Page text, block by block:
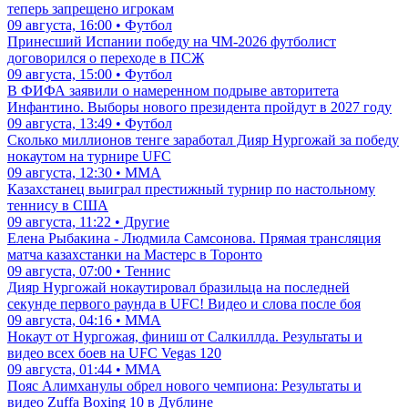
теперь запрещено игрокам
09 августа, 16:00 • Футбол
Принесший Испании победу на ЧМ-2026 футболист
договорился о переходе в ПСЖ
09 августа, 15:00 • Футбол
В ФИФА заявили о намеренном подрыве авторитета
Инфантино. Выборы нового президента пройдут в 2027 году
09 августа, 13:49 • Футбол
Сколько миллионов тенге заработал Дияр Нургожай за победу
нокаутом на турнире UFC
09 августа, 12:30 • ММА
Казахстанец выиграл престижный турнир по настольному
теннису в США
09 августа, 11:22 • Другие
Елена Рыбакина - Людмила Самсонова. Прямая трансляция
матча казахстанки на Мастерс в Торонто
09 августа, 07:00 • Теннис
Дияр Нургожай нокаутировал бразильца на последней
секунде первого раунда в UFC! Видео и слова после боя
09 августа, 04:16 • ММА
Нокаут от Нургожая, финиш от Салкиллда. Результаты и
видео всех боев на UFC Vegas 120
09 августа, 01:44 • ММА
Пояс Алимханулы обрел нового чемпиона: Результаты и
видео Zuffa Boxing 10 в Дублине